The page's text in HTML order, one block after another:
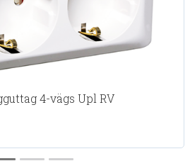
4-vägs Upl RV